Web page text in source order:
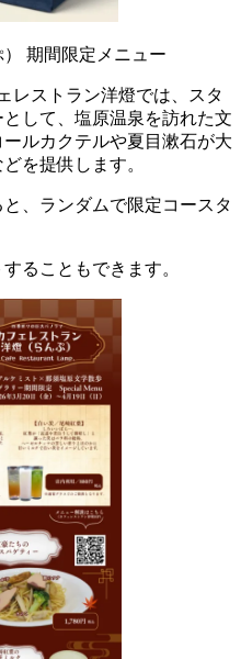
期間限定メニュー
レストラン洋燈では、スタ
して、塩原温泉を訪れた文
ルカクテルや夏目漱石が大
を提供します。
、ランダムで限定コースタ
ることもできます。